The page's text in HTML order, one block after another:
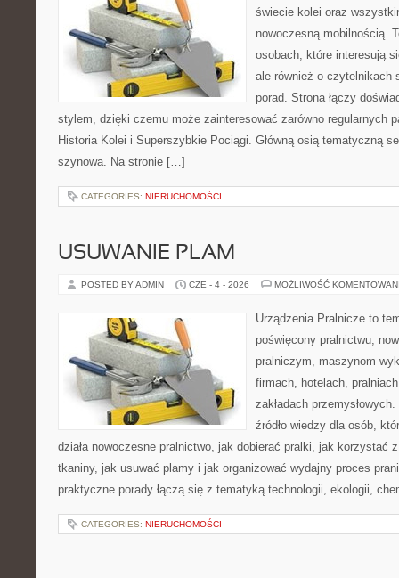
świecie kolei oraz
nowoczesną mobilnością.
osobach, które interesują
ale również o czytelnikach
porad. Strona łączy
stylem, dzięki czemu może zainteresować zarówno regularnych
Historia Kolei i Superszybkie Pociągi. Główną osią tematyczną
szynowa. Na stronie […]
CATEGORIES: NIERUCHOMOŚCI
USUWANIE PLAM
POSTED BY ADMIN CZE - 4 - 2026 MOŻLIWOŚĆ
Urządzenia Pralnicze to
poświęcony pralnictwu,
pralniczym, maszynom
firmach, hotelach,
zakładach
źródło wiedzy dla osób,
działa nowoczesne pralnictwo, jak dobierać pralki, jak korzystać
tkaniny, jak usuwać plamy i jak organizować wydajny proces
praktyczne porady łączą się z tematyką technologii, ekologii,
CATEGORIES: NIERUCHOMOŚCI